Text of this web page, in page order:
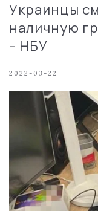
Украинцы
наличную
– НБУ
2022-03-22